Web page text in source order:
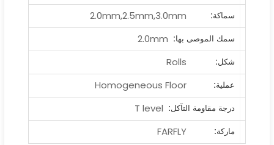
سماكة:
2.0mm,2.5mm,3.0mm
سمك الموصى بها: 2.0mm
شكل:
Rolls
عملية:
Homogeneous Floor
درجة مقاومة التآكل: T level
ماركة:
FARFLY